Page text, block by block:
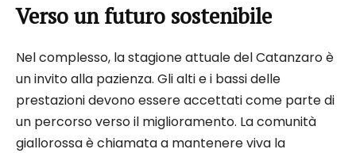
Verso un futuro sostenibile
Nel complesso, la stagione attuale del Catanzaro è
un invito alla pazienza. Gli alti e i bassi delle
prestazioni devono essere accettati come parte di
un percorso verso il miglioramento. La comunità
giallorossa è chiamata a mantenere viva la